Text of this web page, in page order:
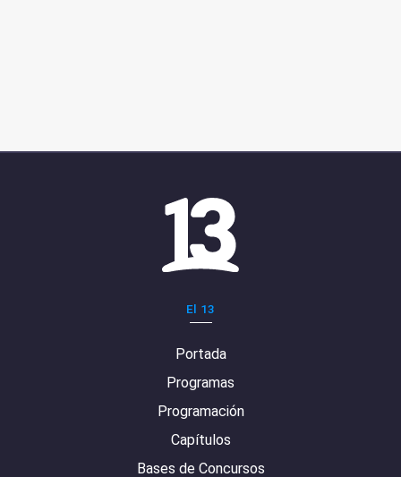
El 13
Portada
Programas
Programación
Capítulos
Bases de Concursos